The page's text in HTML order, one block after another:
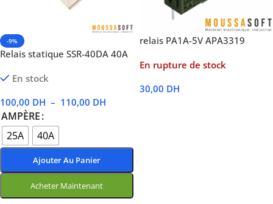
-9%
Relais statique SSR-40DA 40A
En stock
100,00 DH – 110,00 DH
AMPÈRE
25A
40A
Ajouter Au Panier
Acheter Maintenant
relais PA1A-5V APA3319
En rupture de stock
30,00 DH